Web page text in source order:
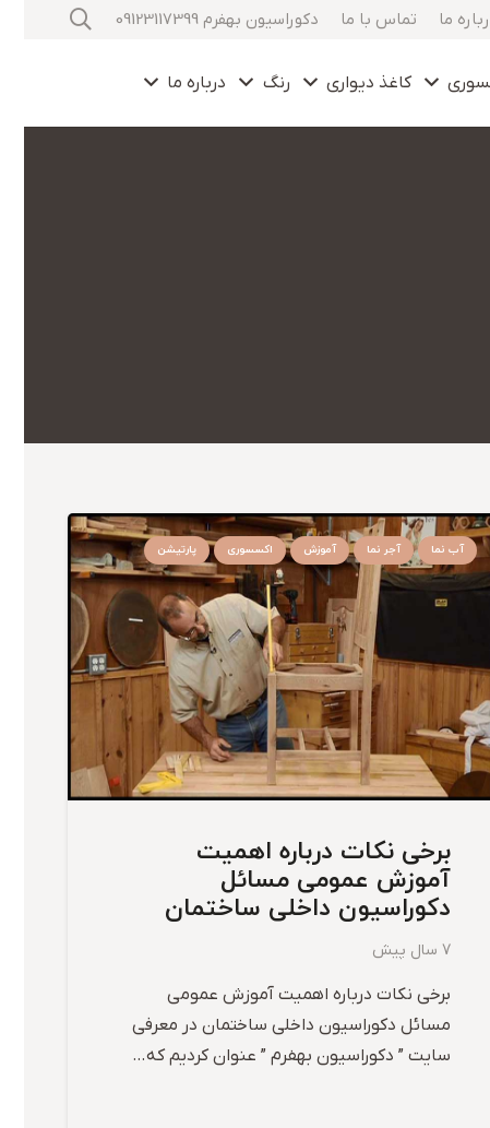
ما تماس با ما دکوراسیون بهفرم 09123117399
کاغذ دیواری رنگ درباره ما
آب نما آجر نما آموزش اکسسوری پارتیشن
برخی نکات درباره اهمیت
آموزش عمومی مسائل
دکوراسیون داخلی ساختمان
7 سال پیش
برخی نکات درباره اهمیت آموزش عمومی
مسائل دکوراسیون داخلی ساختمان در معرفی
سایت ” دکوراسیون بهفرم ” عنوان کردیم که…